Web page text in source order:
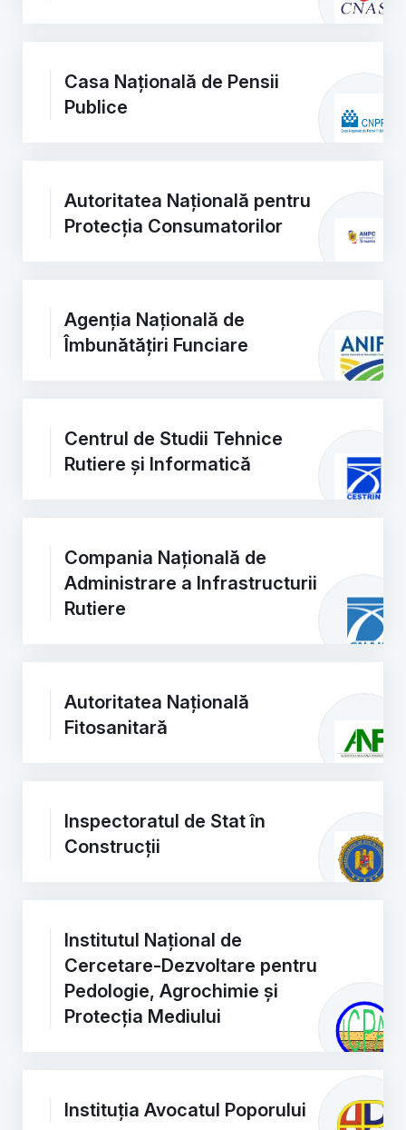
Casa Națională de Pensii
Publice
Autoritatea Națională pentru
Protecția Consumatorilor
Agenția Națională de
Îmbunătățiri Funciare
Centrul de Studii Tehnice
Rutiere și Informatică
Compania Națională de
Administrare a Infrastructurii
Rutiere
Autoritatea Națională
Fitosanitară
Inspectoratul de Stat în
Construcții
Institutul Național de
Cercetare-Dezvoltare pentru
Pedologie, Agrochimie și
Protecția Mediului
Instituția Avocatul Poporului